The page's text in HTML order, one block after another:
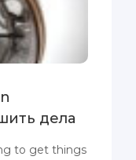
дела
to get things